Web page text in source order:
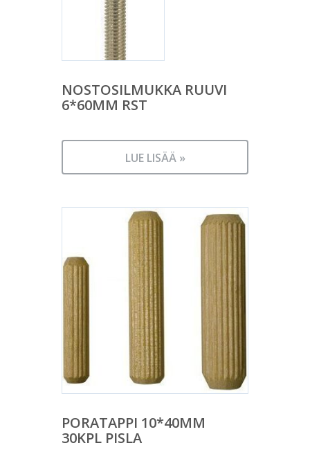
NOSTOSILMUKKA RUUVI
6*60MM RST
LUE LISÄÄ »
PORATAPPI 10*40MM
30KPL PISLA